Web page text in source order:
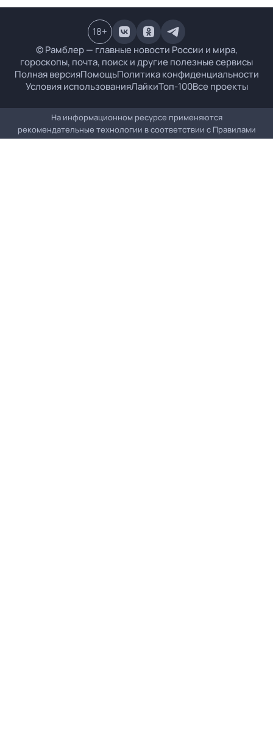
© Рамблер — главные новости России и мира,
гороскопы, почта, поиск и другие полезные сервисы
Полная версияПомощьПолитика конфиденциальности
Условия использованияЛайкиТоп-100Все проекты
18+
На информационном ресурсе применяются
рекомендательные технологии в соответствии с Правилами